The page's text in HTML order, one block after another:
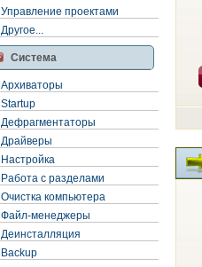
Управление проектами
Другое...
Система
Архиваторы
Startup
Дефрагментаторы
Драйверы
Настройка
Работа с разделами
Очистка компьютера
Файл-менеджеры
Деинсталляция
Backup